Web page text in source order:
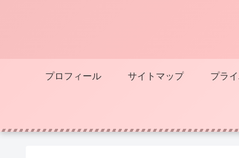
プロフィール サイトマップ プラ